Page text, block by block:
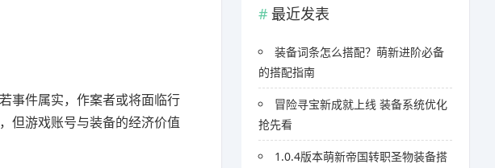
事件属实，作案者或将面临行
但游戏账号与装备的经济价值
最近发表
装备词条怎么搭配？萌新进阶必备
的搭配指南
冒险寻宝新成就上线 装备系统优化
抢先看
1.0.4版本萌新帝国转职圣物装备搭